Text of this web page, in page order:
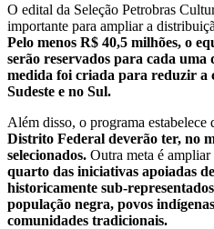
O edital da Seleção Petrobras
importante para ampliar a
Pelo menos R$ 40,5 milhões, o
serão reservados para cada uma
medida foi criada para reduzir a
Sudeste e no Sul.
Além disso, o programa estabelece
Distrito Federal deverão ter, no
selecionados. Outra meta é
quarto das iniciativas apoiadas
historicamente sub-
população negra, povos
comunidades tradicionais.